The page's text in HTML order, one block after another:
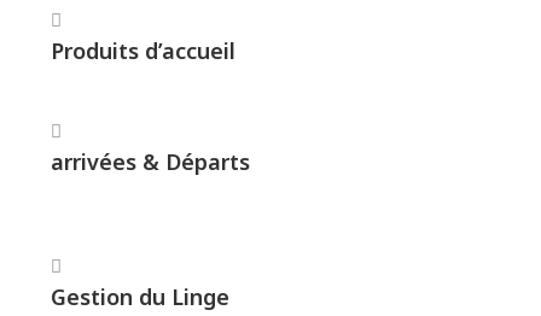
Produits d’accueil
arrivées & Départs
Gestion du Linge